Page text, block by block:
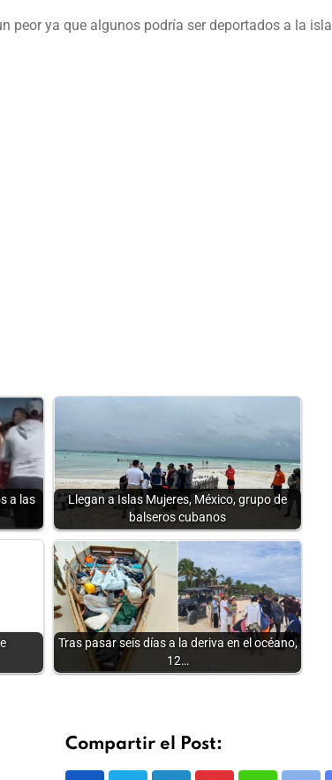
peor ya que algunos podría ser deportados a la
a las
Llegan a Islas Mujeres, México, grupo de
balseros cubanos
Tras pasar seis días a la deriva en el océano,
12…
Compartir el Post: